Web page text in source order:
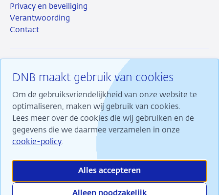
DNB maakt gebruik van cookies
Om de gebruiksvriendelijkheid van onze website te
optimaliseren, maken wij gebruik van cookies.
Lees meer over de cookies die wij gebruiken en de
gegevens die we daarmee verzamelen in onze
cookie-policy.
Alles accepteren
Privacy en beveiliging
Verantwoording
Contact
RSS InstagramLinkedin
X
Wij maken ons sterk voor financiële stabiliteit en
dragen daarmee bij aan duurzame welvaart in